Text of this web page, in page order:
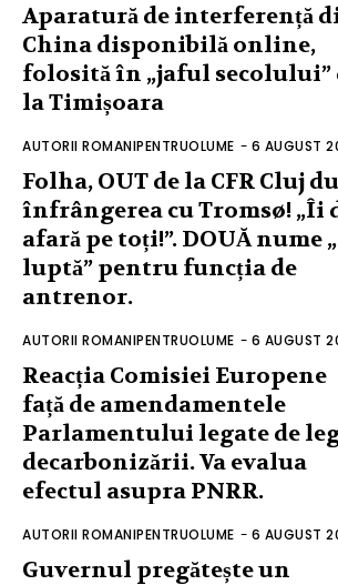
Aparatură de interferență
China disponibilă online,
folosită în „jaful secolului”
la Timișoara
AUTORII ROMANIPENTRUOLUME - 6 AUGUST
Folha, OUT de la CFR Cluj
înfrângerea cu Tromsø! „Îi
afară pe toți!”. DOUĂ nume
luptă” pentru funcția de
antrenor.
AUTORII ROMANIPENTRUOLUME - 6 AUGUST
Reacția Comisiei Europene
față de amendamentele
Parlamentului legate de
decarbonizării. Va evalua
efectul asupra PNRR.
AUTORII ROMANIPENTRUOLUME - 6 AUGUST
Guvernul pregătește un